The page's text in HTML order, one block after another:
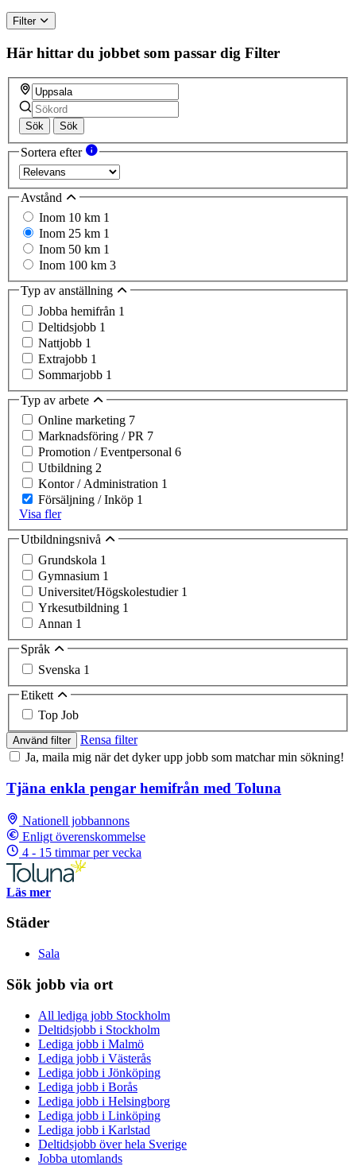
ignore
this
field
Filter
Här hittar du jobbet som passar dig Filter
Sök Sök
Sortera efter
Avstånd
Inom 10 km 1
Inom 25 km 1
Inom 50 km 1
Inom 100 km 3
Typ av anställning
Jobba hemifrån 1
Deltidsjobb 1
Nattjobb 1
Extrajobb 1
Sommarjobb 1
Typ av arbete
Online marketing 7
Marknadsföring / PR 7
Promotion / Eventpersonal 6
Utbildning 2
Kontor / Administration 1
Försäljning / Inköp 1
Visa fler
Utbildningsnivå
Grundskola 1
Gymnasium 1
Universitet/Högskolestudier 1
Yrkesutbildning 1
Annan 1
Språk
Svenska 1
Etikett
Top Job
Använd filter
Rensa filter
Ja, maila mig när det dyker upp jobb som matchar min sökning!
Tjäna enkla pengar hemifrån med Toluna
Nationell jobbannons
Enligt överenskommelse
4 - 15 timmar per vecka
Läs mer
Städer
Sala
Sök jobb via ort
All lediga jobb Stockholm
Deltidsjobb i Stockholm
Lediga jobb i Malmö
Lediga jobb i Västerås
Lediga jobb i Jönköping
Lediga jobb i Borås
Lediga jobb i Helsingborg
Lediga jobb i Linköping
Lediga jobb i Karlstad
Deltidsjobb över hela Sverige
Jobba utomlands